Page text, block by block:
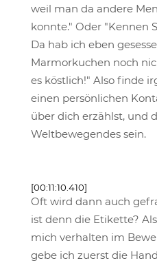
weil man da andere
konnte." Oder "Kennen
Da hab ich eben
Marmorkuchen noch
es köstlich!" Also finde
einen persönlichen
über dich erzählst, und
Weltbewegendes sein.
[00:11:10.410]
Oft wird dann auch
ist denn die Etikette?
mich verhalten im
gebe ich zuerst die